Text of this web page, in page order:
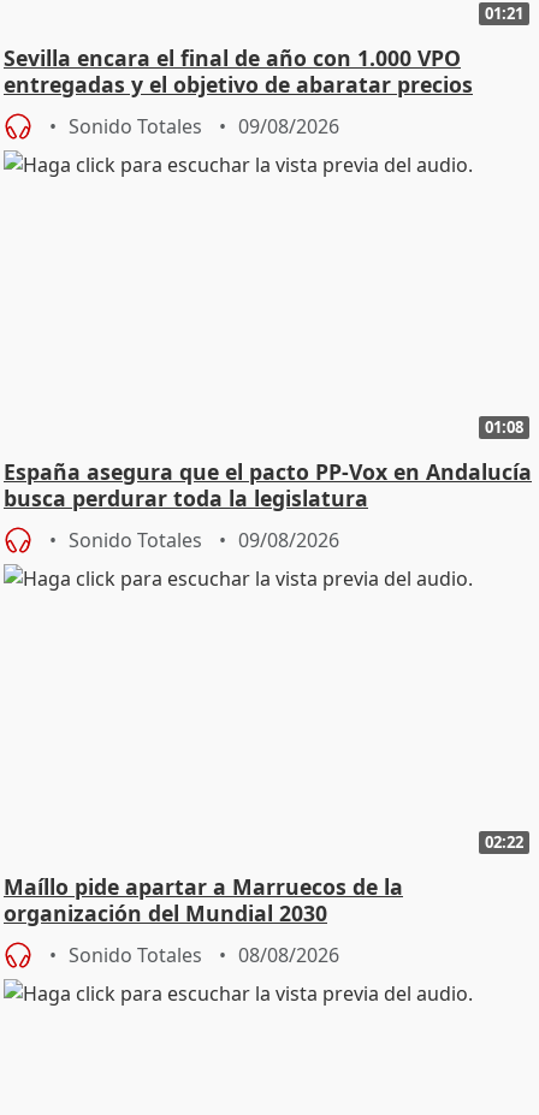
01:21
Sevilla encara el final de año con 1.000 VPO
entregadas y el objetivo de abaratar precios
Sonido Totales 09/08/2026
01:08
España asegura que el pacto PP-Vox en Andalucía
busca perdurar toda la legislatura
Sonido Totales 09/08/2026
02:22
Maíllo pide apartar a Marruecos de la
organización del Mundial 2030
Sonido Totales 08/08/2026